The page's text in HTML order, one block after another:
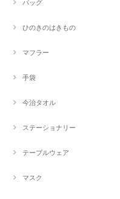
バッグ
ひのきのはきもの
マフラー
手袋
今治タオル
ステーショナリー
テーブルウェア
マスク